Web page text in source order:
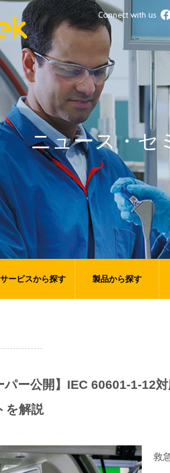
ニュース・セ
サービスから探す 製品から探す
パー公開】IEC 60601-1-12
を解説
救